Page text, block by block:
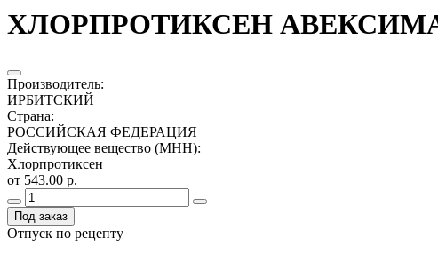
ХЛОРПРОТИКСЕН
Производитель:
ИРБИТСКИЙ
Страна:
РОССИЙСКАЯ ФЕДЕРАЦИЯ
Действующее вещество (МНН):
Хлорпротиксен
от 543.00 р.
Под заказ
Отпуск по рецепту